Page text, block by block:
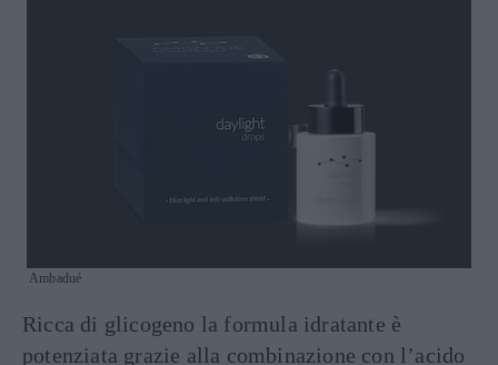
Ambadué
Ricca di glicogeno la formula idratante è
potenziata grazie alla combinazione con l’acido